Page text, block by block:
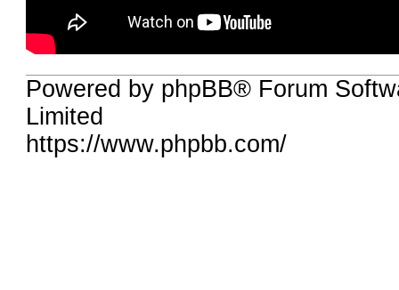
Powered by phpBB® Forum
Limited
https://www.phpbb.com/